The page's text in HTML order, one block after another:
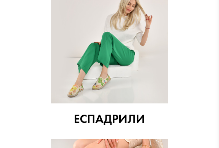
ЕСПАДРИЛИ